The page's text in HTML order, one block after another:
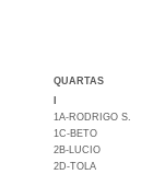
QUARTAS
1A-RODRIGO S.
1C-BETO
2B-LUCIO
2D-TOLA